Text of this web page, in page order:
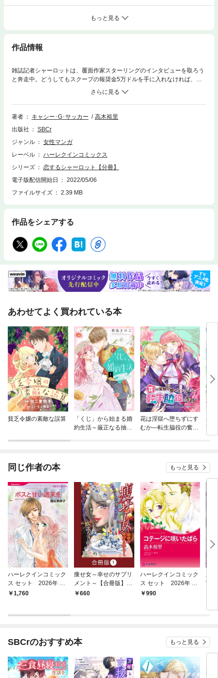
もっと見る
作品情報
雑誌記者シャーロットは、覆面作家スターリングのインタビューを取ろう
と奔走中。どうしてもスクープの報奨金5万ドルを手に入れなければ、想
い出のつまった我が家を手放さなければならない。 「このネタ、絶対取っ
てみせるわ！」 取材に励むシャーロットだが、成果はナシ・・・。それど
ころか、突然彼女の家に居候することになった謎の青年ブレットの魅力に
翻弄されっぱなし！ 振り回されている場合じゃないわ、シャーロット！今
て・・・・・・！
著者 キャシー･G･サッカー
高木裕里
出版社
SBCr
ジャンル
女性マンガ
レーベル
ハーレクインコミックス
シリーズ
恋するシャーロット【分冊】
電子版配信開始日
2022/05/06
ファイルサイズ
2.39 MB
作品をシェアする
あわせてよく買われている本
貧乏令嬢の素敵な誤算
「くじ」から始まる婚
約生活～厳正なる抽選
花は淫獄へ堕ちずにす
むか—転生脇役の奮闘
芳
同じ作者の本 もっと見る
ハーレクインコミック
ス セット 2026年 vo
l.925
1,760
痩せ女～幸せのサプリ
メント～【合冊版】
（1）
660
ハーレクインコミック
ス セット 2026年 vo
l.778
990
娼
SBCrのおすすめ本 もっと見る